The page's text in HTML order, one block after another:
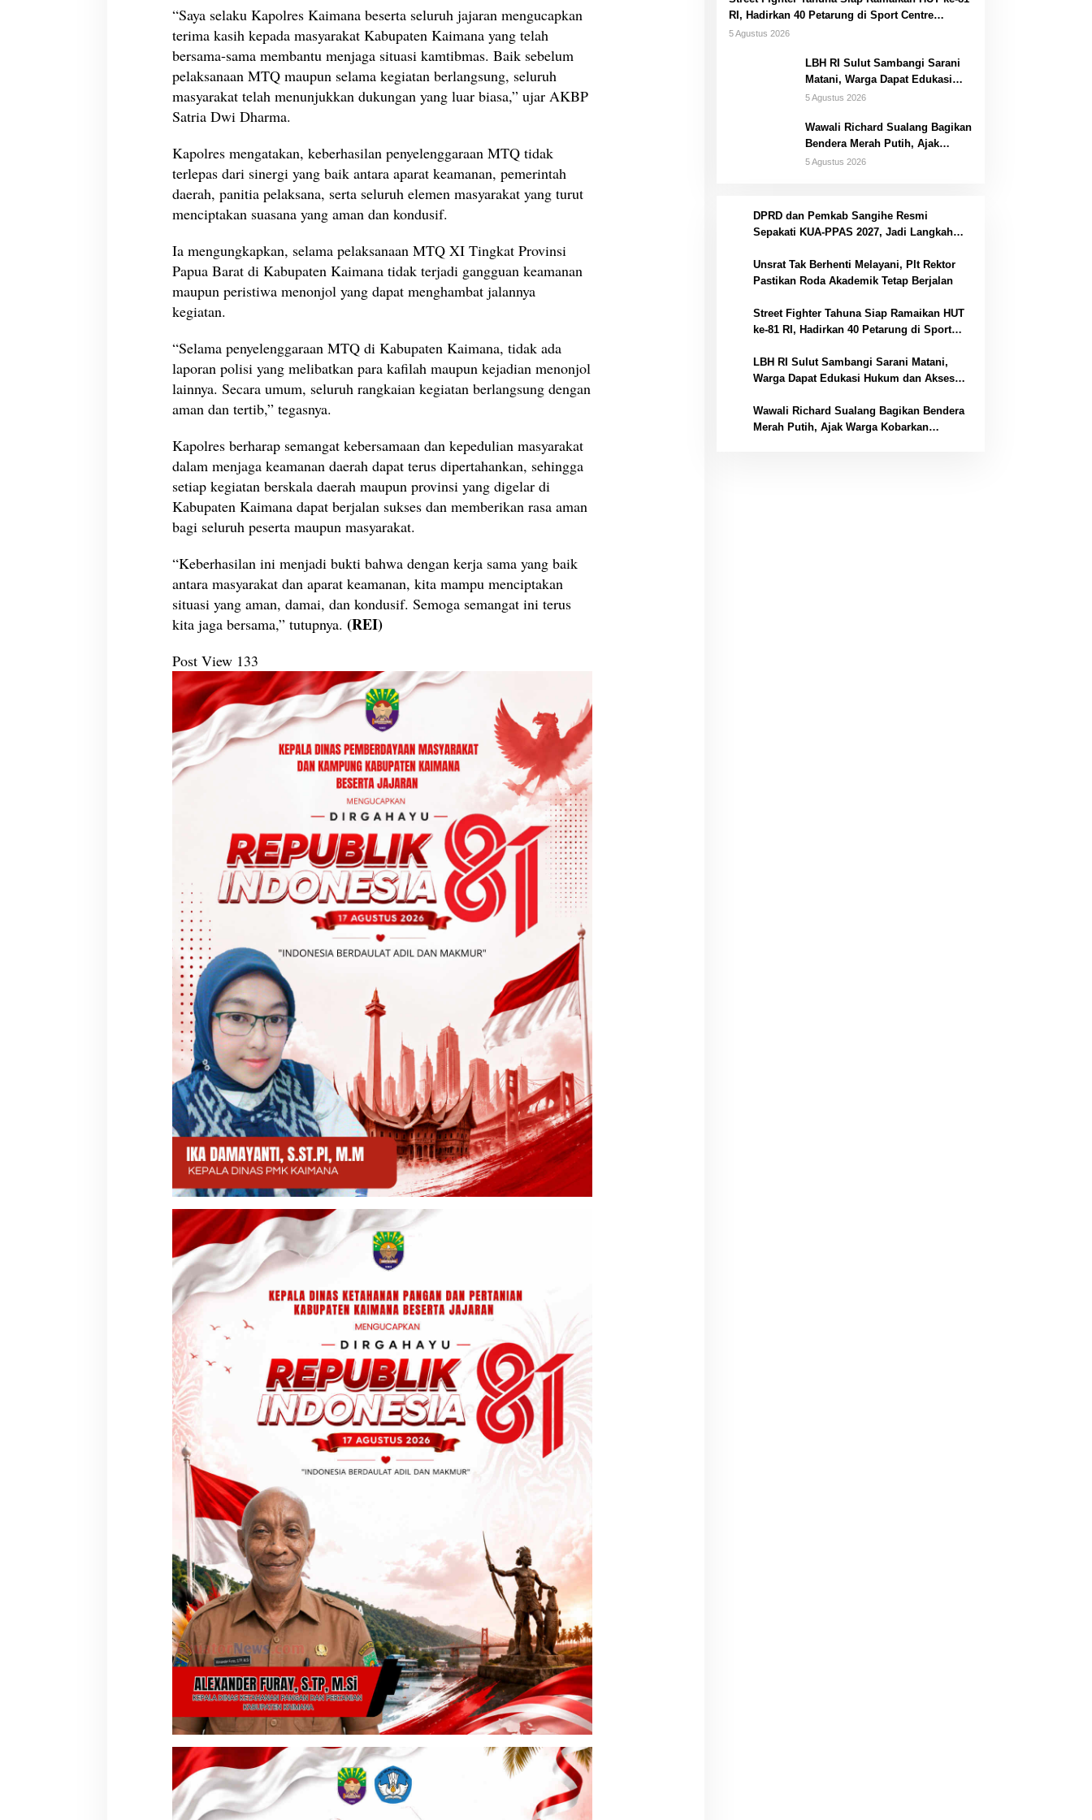
I
P
p
u
a
B
a
t
B
e
a
l
a
a
n
d
a
o
n
d
u
i
“Saya selaku Kapolres Kaimana beserta seluruh jajaran mengucapkan
terima kasih kepada masyarakat Kabupaten Kaimana yang telah
bersama-sama membantu menjaga situasi kamtibmas. Baik sebelum
pelaksanaan MTQ maupun selama kegiatan berlangsung, seluruh
masyarakat telah menunjukkan dukungan yang luar biasa,” ujar AKBP
Satria Dwi Dharma.
Kapolres mengatakan, keberhasilan penyelenggaraan MTQ tidak
terlepas dari sinergi yang baik antara aparat keamanan, pemerintah
daerah, panitia pelaksana, serta seluruh elemen masyarakat yang turut
menciptakan suasana yang aman dan kondusif.
Ia mengungkapkan, selama pelaksanaan MTQ XI Tingkat Provinsi
Papua Barat di Kabupaten Kaimana tidak terjadi gangguan keamanan
maupun peristiwa menonjol yang dapat menghambat jalannya
kegiatan.
“Selama penyelenggaraan MTQ di Kabupaten Kaimana, tidak ada
laporan polisi yang melibatkan para kafilah maupun kejadian menonjol
lainnya. Secara umum, seluruh rangkaian kegiatan berlangsung dengan
aman dan tertib,” tegasnya.
Kapolres berharap semangat kebersamaan dan kepedulian masyarakat
dalam menjaga keamanan daerah dapat terus dipertahankan, sehingga
setiap kegiatan berskala daerah maupun provinsi yang digelar di
Kabupaten Kaimana dapat berjalan sukses dan memberikan rasa aman
bagi seluruh peserta maupun masyarakat.
“Keberhasilan ini menjadi bukti bahwa dengan kerja sama yang baik
antara masyarakat dan aparat keamanan, kita mampu menciptakan
situasi yang aman, damai, dan kondusif. Semoga semangat ini terus
kita jaga bersama,” tutupnya. (REI)
Post View 133
RI, Hadirkan 40 Petarung di Sport Centre
Tahuna Beach Hotel
5 Agustus 2026
LBH RI Sulut Sambangi Sarani
Matani, Warga Dapat Edukasi
Hukum dan Akses Bantuan
5 Agustus 2026
Wawali Richard Sualang Bagikan
Bendera Merah Putih, Ajak
Warga Kobarkan Semangat
5 Agustus 2026
DPRD dan Pemkab Sangihe Resmi
Sepakati KUA-PPAS 2027, Jadi Langkah
Unsrat Tak Berhenti Melayani, Plt Rektor
Pastikan Roda Akademik Tetap Berjalan
Street Fighter Tahuna Siap Ramaikan HUT
ke-81 RI, Hadirkan 40 Petarung di Sport
LBH RI Sulut Sambangi Sarani Matani,
Warga Dapat Edukasi Hukum dan Akses
Wawali Richard Sualang Bagikan Bendera
Merah Putih, Ajak Warga Kobarkan